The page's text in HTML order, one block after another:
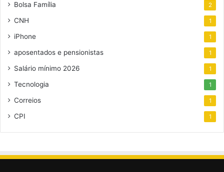
Bolsa Família 2
CNH 1
iPhone 1
aposentados e pensionistas 1
Salário mínimo 2026 1
Tecnologia 1
Correios 1
CPI 1